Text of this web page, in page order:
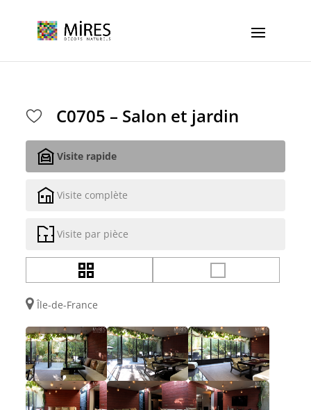
C0705 – Salon et jardin
Visite rapide
Visite complète
Visite par pièce
Île-de-France